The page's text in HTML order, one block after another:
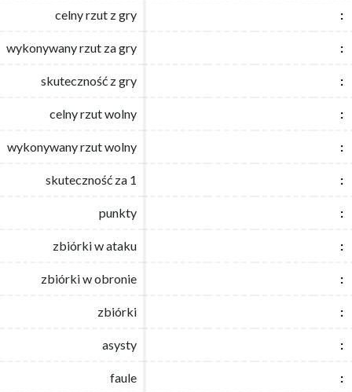
celny rzut z gry :
wykonywany rzut za gry :
skuteczność z gry :
celny rzut wolny :
wykonywany rzut wolny :
skuteczność za 1 :
punkty :
zbiórki w ataku :
zbiórki w obronie :
zbiórki :
asysty :
faule :
celny rzut z gry :
wykonywany rzut za gry :
skuteczność z gry :
celny rzut wolny :
wykonywany rzut wolny :
skuteczność za 1 :
punkty :
zbiórki w ataku :
zbiórki w obronie :
zbiórki :
asysty :
faule :